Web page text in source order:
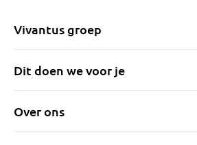
Vivantus groep
Dit doen we voor je
Over ons